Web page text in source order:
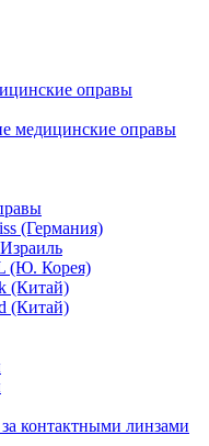
оправы
медицинские оправы
(Германия)
(Ю. Корея)
(Китай)
(Китай)
контактными линзами